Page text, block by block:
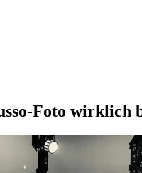
Foto wirklich